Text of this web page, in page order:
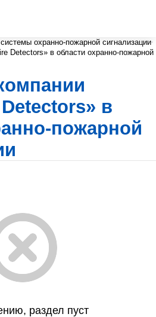
охранно-пожарной сигнализации
Detectors» в области охранно-пожарной
в
пожарной
раздел пуст